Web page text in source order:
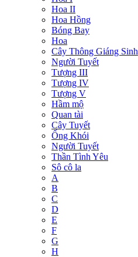
Hoa II
Hoa Hồng
Bóng Bay
Hoa
Cây Thông Giáng Sinh
Người Tuyết
Tượng III
Tượng IV
Tượng V
Hầm mộ
Quan tài
Cây Tuyết
Ống Khói
Người Tuyết
Thần Tình Yêu
Sô cô la
A
B
C
D
E
F
G
H